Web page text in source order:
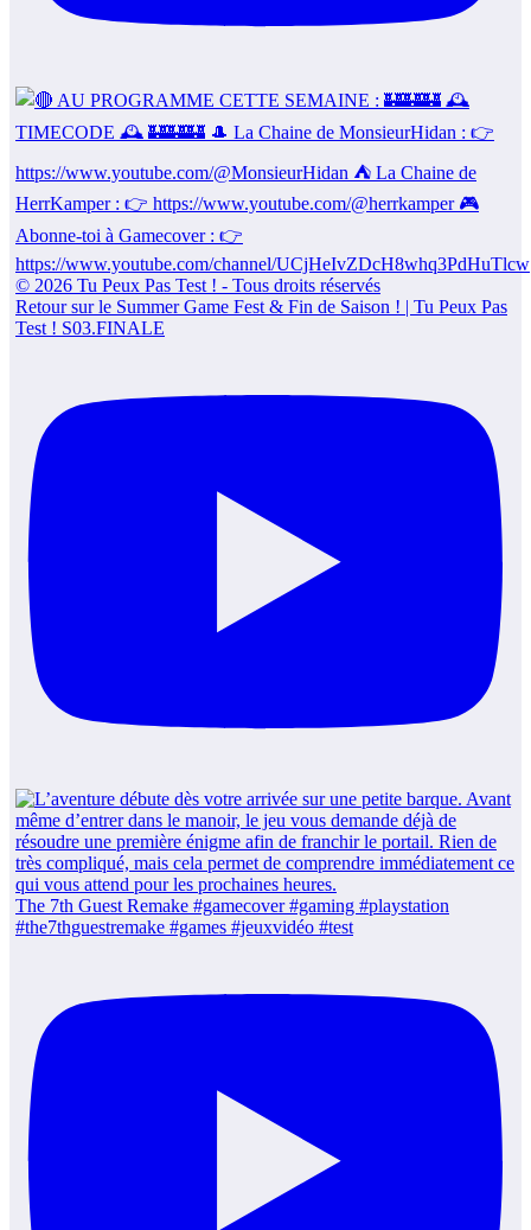
Retour sur le Summer Game Fest & Fin de Saison ! | Tu Peux Pas
Test ! S03.FINALE
The 7th Guest Remake #gamecover #gaming #playstation
#the7thguestremake #games #jeuxvidéo #test